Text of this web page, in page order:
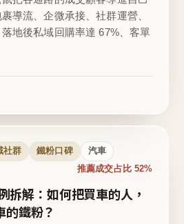
導流、企微承接、社群運營、
地後私域回購率達 67%、客單
社群 鐵粉口碑 汽車
推薦成交占比 52%
拆解：如何把買車的人，
的鐵粉？